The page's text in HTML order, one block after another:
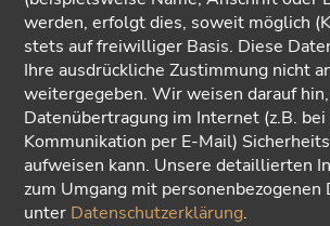
werden, erfolgt dies, soweit möglich
stets auf freiwilliger Basis. Diese
Ihre ausdrückliche Zustimmung nicht
weitergegeben. Wir weisen darauf
Datenübertragung im Internet (z.B.
Kommunikation per E-Mail)
aufweisen kann. Unsere detaillierten
zum Umgang mit personenbezogenen
unter Datenschutzerklärung.